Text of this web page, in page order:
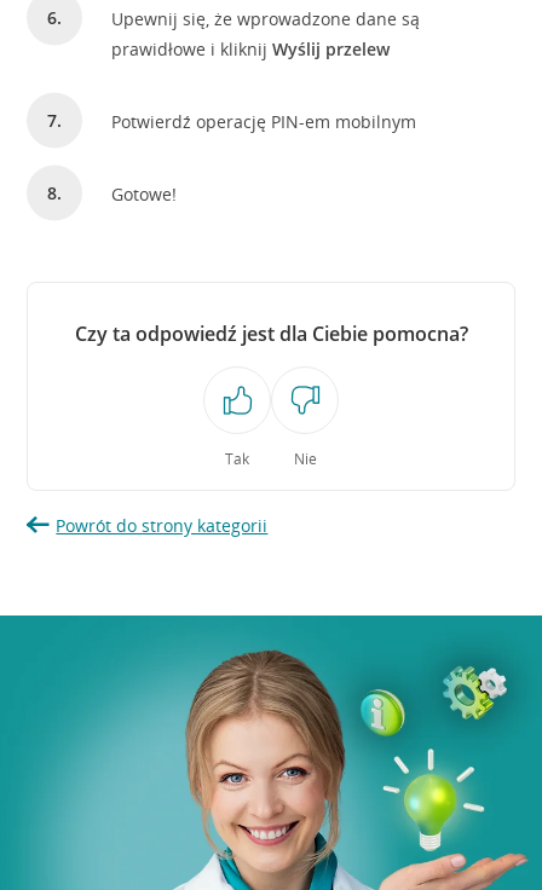
Upewnij się, że wprowadzone dane są
prawidłowe i kliknijWyślij przelew
Potwierdź operację PIN-em mobilnym
Gotowe!
Czy ta odpowiedź jest dla Ciebie pomocna?
Tak Nie
Powrót do strony kategorii